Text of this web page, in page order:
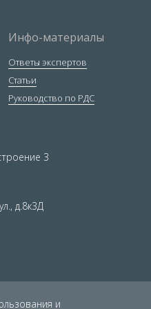
Инфо-материалы
Ответы экспертов
Статьи
Руководство по РДС
3
д.8к3Д
и